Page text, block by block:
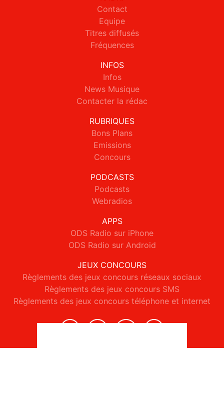
Contact
Equipe
Titres diffusés
Fréquences
INFOS
Infos
News Musique
Contacter la rédac
RUBRIQUES
Bons Plans
Emissions
Concours
PODCASTS
Podcasts
Webradios
APPS
ODS Radio sur iPhone
ODS Radio sur Android
JEUX CONCOURS
Règlements des jeux concours réseaux sociaux
Règlements des jeux concours SMS
Règlements des jeux concours téléphone et internet